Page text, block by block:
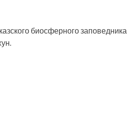
биосферного заповедника